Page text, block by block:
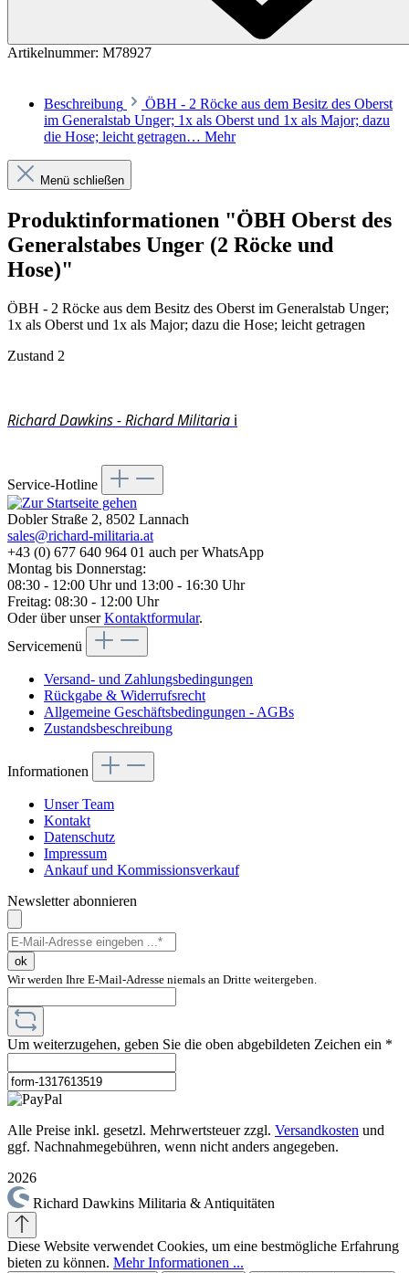
Artikelnummer: M78927
Beschreibung
ÖBH - 2 Röcke aus dem Besitz des Oberst
im Generalstab Unger; 1x als Oberst und 1x als Major; dazu
die Hose; leicht getragen… Mehr
Menü schließen
Produktinformationen "ÖBH Oberst des
Generalstabes Unger (2 Röcke und
Hose)"
ÖBH - 2 Röcke aus dem Besitz des Oberst im Generalstab Unger;
1x als Oberst und 1x als Major; dazu die Hose; leicht getragen
Zustand 2
Richard Dawkins - Richard Militaria ℹ️
Service-Hotline
Dobler Straße 2, 8502 Lannach
sales@richard-militaria.at
+43 (0) 677 640 964 01 auch per WhatsApp
Montag bis Donnerstag:
08:30 - 12:00 Uhr und 13:00 - 16:30 Uhr
Freitag: 08:30 - 12:00 Uhr
Oder über unserKontaktformular.
Servicemenü
Versand- und Zahlungsbedingungen
Rückgabe & Widerrufsrecht
Allgemeine Geschäftsbedingungen - AGBs
Zustandsbeschreibung
Informationen
Unser Team
Kontakt
Datenschutz
Impressum
Ankauf und Kommissionsverkauf
Newsletter abonnieren
ok
Wir werden Ihre E-Mail-Adresse niemals an Dritte weitergeben.
Um weiterzugehen, geben Sie die oben abgebildeten Zeichen ein *
Alle Preise inkl. gesetzl. Mehrwertsteuer zzgl. Versandkosten und
ggf. Nachnahmegebühren, wenn nicht anders angegeben.
2026
Richard Dawkins Militaria & Antiquitäten
Diese Website verwendet Cookies, um eine bestmögliche Erfahrung
bieten zu können. Mehr Informationen ...